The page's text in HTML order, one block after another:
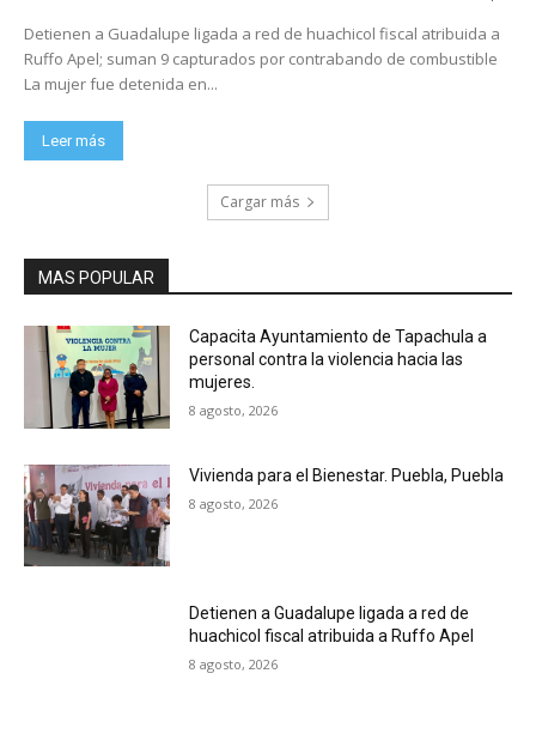
Detienen a Guadalupe ligada a red de huachicol fiscal atribuida a
Ruffo Apel; suman 9 capturados por contrabando de combustible
La mujer fue detenida en...
Leer más
Cargar más
MAS POPULAR
Capacita Ayuntamiento de Tapachula a
personal contra la violencia hacia las
mujeres.
8 agosto, 2026
Vivienda para el Bienestar. Puebla, Puebla
8 agosto, 2026
Detienen a Guadalupe ligada a red de
huachicol fiscal atribuida a Ruffo Apel
8 agosto, 2026